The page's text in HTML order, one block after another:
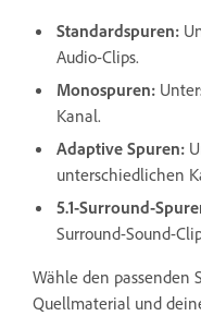
Standardspuren:
Audio-Clips.
Monospuren:
Kanal.
Adaptive Spuren:
unterschiedlichen
5.1-Surround-
Surround-Sound-
Wähle den passenden
Quellmaterial und